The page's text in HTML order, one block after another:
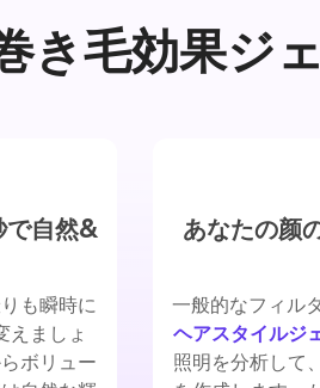
き毛効果ジ
で自然&
も瞬時に
えましょ
ボリュー
あなたの颜
一般的なフィル
ヘアスタイルジ
照明を分析して